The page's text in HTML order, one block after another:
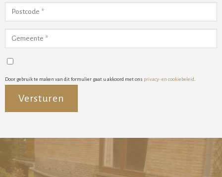
Door gebruik te maken van dit formulier gaat u akkoord met ons privacy- en cookiebeleid